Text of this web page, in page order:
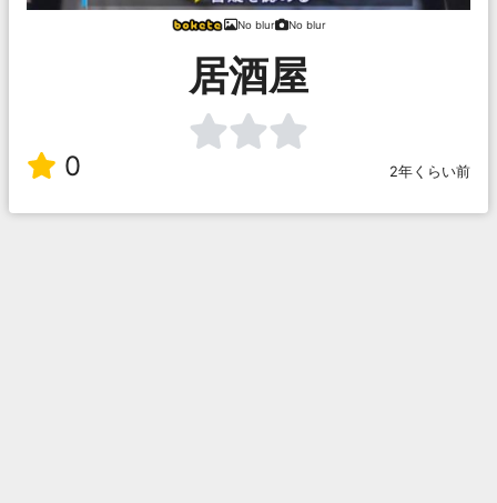
No blur No blur
居酒屋
0 2年くらい前